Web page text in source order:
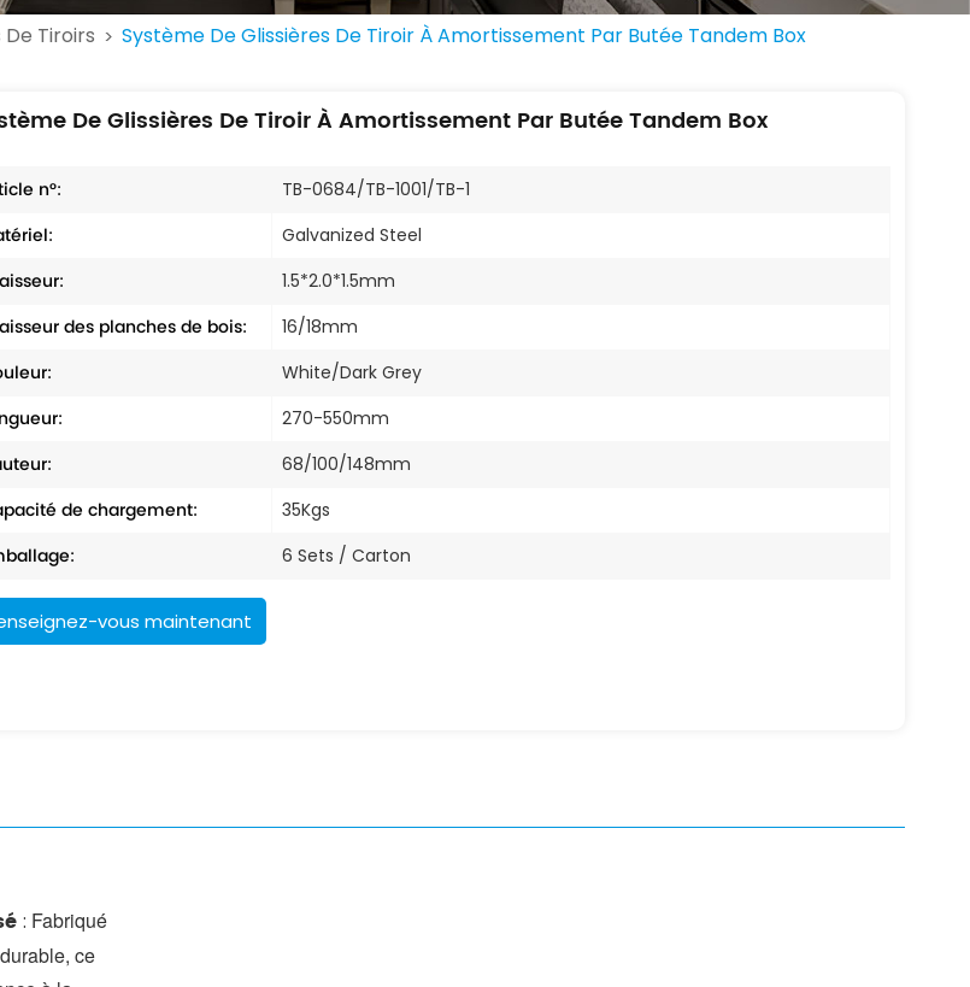
Tiroirs > Système De Glissières De Tiroir À Amortissement Par Butée Tandem Box
De Glissières De Tiroir À Amortissement Par Butée Tandem Box
n°: TB-0684/TB-1001/TB-1
Galvanized Steel
1.5*2.0*1.5mm
des planches de bois: 16/18mm
White/Dark Grey
270-550mm
68/100/148mm
de chargement: 35Kgs
6 Sets / Carton
vous maintenant
: Fabriqué
ce